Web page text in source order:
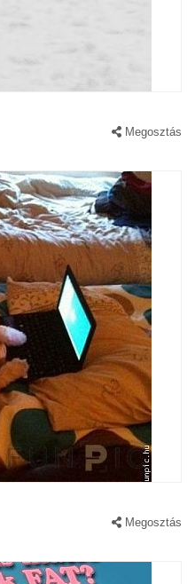
Megosztás
Megosztás